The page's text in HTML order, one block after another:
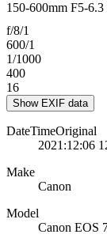
150-600mm F5-
f/8/1
600/1
1/1000
400
16
Show EXIF data
DateTimeOriginal
2021:12:06
Make
Canon
Model
Canon EOS